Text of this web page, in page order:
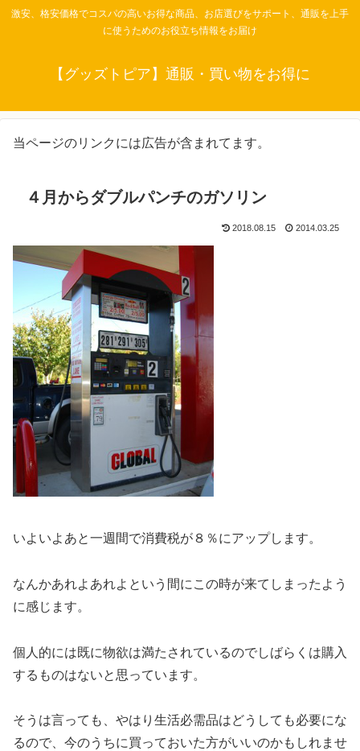
激安、格安価格でコスパの高いお得な商品、お店選びをサポート、通販を上手
に使うためのお役立ち情報をお届け
【グッズトピア】通販・買い物をお得に
当ページのリンクには広告が含まれてます。
４月からダブルパンチのガソリン
2018.08.15 2014.03.25
いよいよあと一週間で消費税が８％にアップします。
なんかあれよあれよという間にこの時が来てしまったよう
に感じます。
個人的には既に物欲は満たされているのでしばらくは購入
するものはないと思っています。
そうは言っても、やはり生活必需品はどうしても必要にな
るので、今のうちに買っておいた方がいいのかもしれませ